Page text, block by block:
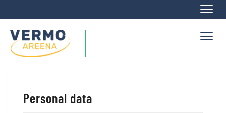
Personal data